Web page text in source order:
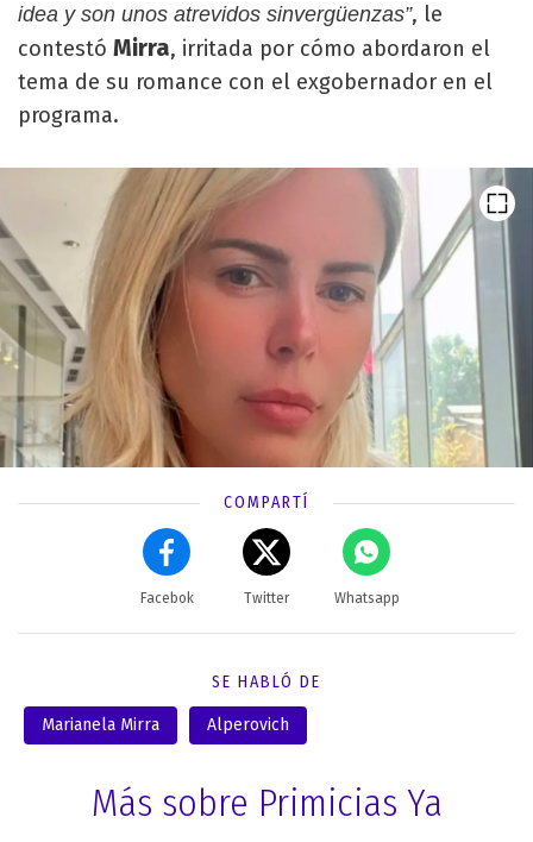
idea y son unos atrevidos sinvergüenzas”, le
contestó Mirra, irritada por cómo abordaron el
tema de su romance con el exgobernador en el
programa.
COMPARTÍ
Facebok Twitter Whatsapp
SE HABLÓ DE
Marianela Mirra Alperovich
Más sobre Primicias Ya